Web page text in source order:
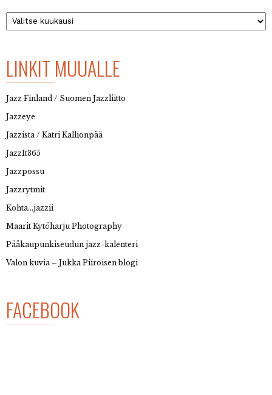
Arkisto
LINKIT MUUALLE
Jazz Finland / Suomen Jazzliitto
Jazzeye
Jazzista / Katri Kallionpää
JazzIt365
Jazzpossu
Jazzrytmit
Kohta…jazzii
Maarit Kytöharju Photography
Pääkaupunkiseudun jazz-kalenteri
Valon kuvia – Jukka Piiroisen blogi
FACEBOOK